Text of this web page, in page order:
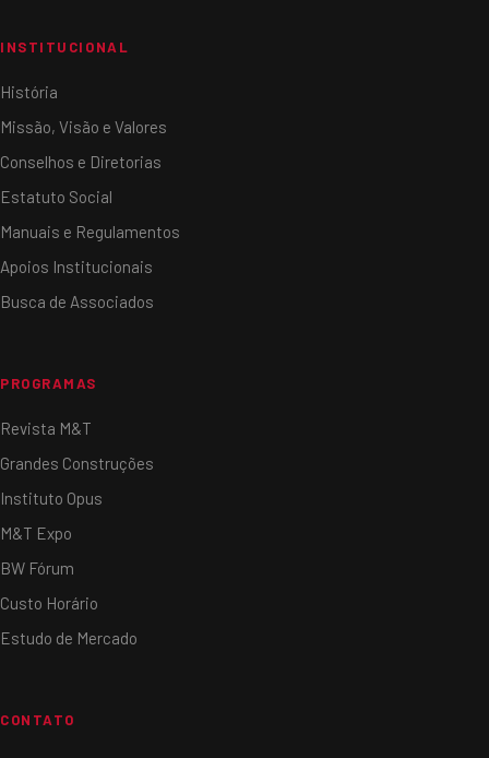
INSTITUCIONAL
História
Missão, Visão e Valores
Conselhos e Diretorias
Estatuto Social
Manuais e Regulamentos
Apoios Institucionais
Busca de Associados
PROGRAMAS
Revista M&T
Grandes Construções
Instituto Opus
M&T Expo
BW Fórum
Custo Horário
Estudo de Mercado
CONTATO